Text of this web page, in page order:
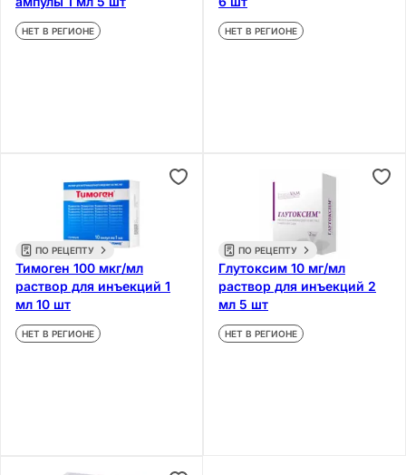
НЕТ В РЕГИОНЕ НЕТ В РЕГИОНЕ
ПО РЕЦЕПТУ
Тимоген 100 мкг/мл
раствор для инъекций 1
мл 10 шт
НЕТ В РЕГИОНЕ
ПО РЕЦЕПТУ
Глутоксим 10 мг/мл
раствор для инъекций 2
мл 5 шт
НЕТ В РЕГИОНЕ